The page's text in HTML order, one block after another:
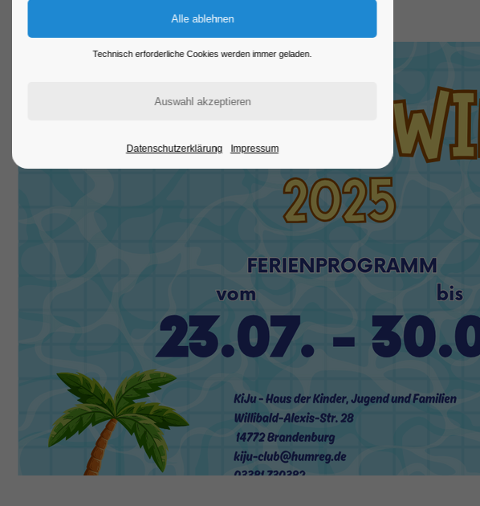
Eintritt frei
Technisch erforderliche Cookies werden immer geladen.
Datenschutzerklärung Impressum